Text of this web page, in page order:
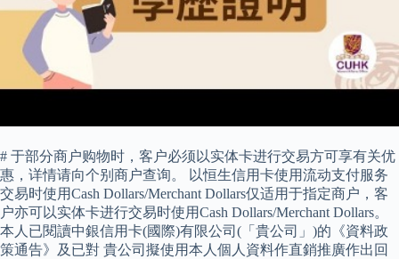
# 于部分商户购物时，客户必须以实体卡进行交易方可享有关优
惠，详情请向个别商户查询。 以恒生信用卡使用流动支付服务
交易时使用Cash Dollars/Merchant Dollars仅适用于指定商户，客
户亦可以实体卡进行交易时使用Cash Dollars/Merchant Dollars。
本人已閱讀中銀信用卡(國際)有限公司(「貴公司」)的《資料政
策通告》及已對 貴公司擬使用本人個人資料作直銷推廣作出回